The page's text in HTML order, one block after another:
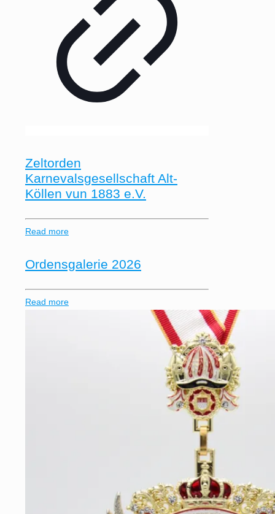
Zeltorden
Karnevalsgesellschaft Alt-
Köllen vun 1883 e.V.
Read more
Ordensgalerie 2026
Read more